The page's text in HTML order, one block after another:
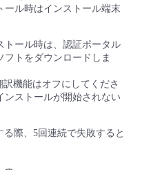
ール時はインストール端末
トール時は、認証ポータル
フトをダウンロードしま
機能はオフにしてくださ
ンストールが開始されない
際、5回連続で失敗すると